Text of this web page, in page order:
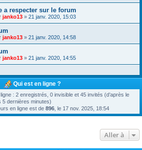
a respecter sur le forum
janko13 » 21 janv. 2020, 15:03
janko13 » 21 janv. 2020, 14:58
janko13 » 21 janv. 2020, 14:55
Qui est en ligne ?
: 2 enregistrés, 0 invisible et 45 invités (d’après le
5 dernières minutes)
en ligne est de 896 , le 17 nov. 2025, 18:54
Aller à